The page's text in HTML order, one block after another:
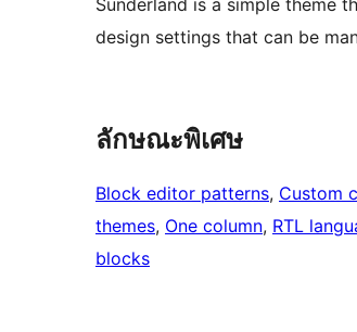
Sunderland is a simple theme
design settings that can be
ลักษณะพิเศษ
Block editor patterns, Custom
themes, One column, RTL
blocks